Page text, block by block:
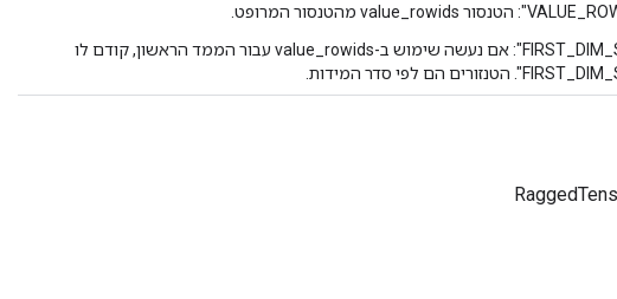
"FIRST_DIM_SIZE": אם נעשה שימוש ב-value_rowids עבור הממד הראשון, קודם לו